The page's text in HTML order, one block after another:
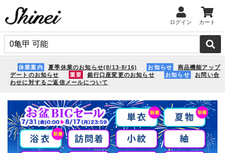
ログイン カート
休業案内 夏季休業のお知らせ(8/13-8/16) お知らせ
商品機能アップ
デートのお知らせ
重要 銀行口座変更のお知らせ お知らせ
お問い合
わせに対するご返信メールについて